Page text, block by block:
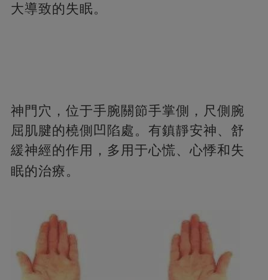
大導致的失眠。
神門穴，位于手腕關節手掌側，尺側腕
屈肌腱的橈側凹陷處。有鎮靜安神、舒
緩神經的作用，多用于心慌、心悸和失
眠的治療。